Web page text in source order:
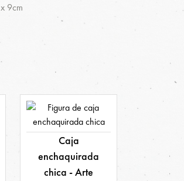
x 9cm
Caja
enchaquirada
chica - Arte